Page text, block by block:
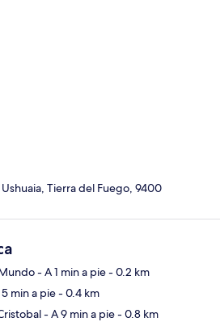
Ushuaia, Tierra del Fuego, 9400
- A 1 min a pie- 0.2 km
min a pie- 0.4 km
- A 9 min a pie- 0.8 km